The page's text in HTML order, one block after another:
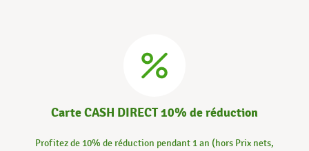
Carte CASH DIRECT 10% de réduction
Profitez de 10% de réduction pendant 1 an (hors Prix nets,